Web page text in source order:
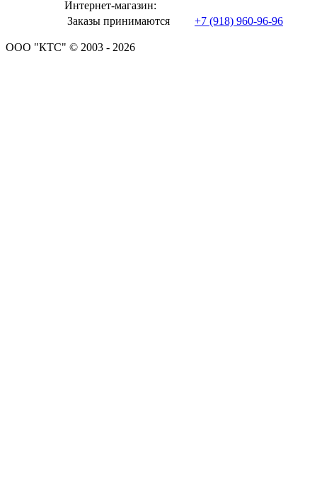
Интернет-магазин:
Заказы принимаются
+7 (918) 960-96-96
ООО "КТС" © 2003 - 2026